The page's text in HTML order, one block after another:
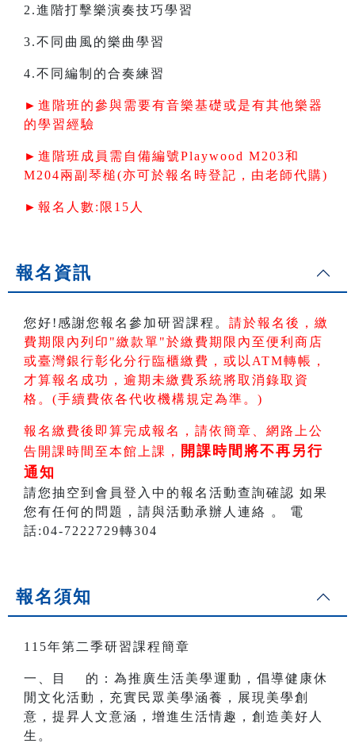
2.進階打擊樂演奏技巧學習
3.不同曲風的樂曲學習
4.不同編制的合奏練習
►進階班的參與需要有音樂基礎或是有其他樂器
的學習經驗
►進階班成員需自備編號Playwood M203和
M204兩副琴槌(亦可於報名時登記，由老師代購)
►報名人數:限15人
報名資訊
您好!感謝您報名參加研習課程。 請於報名後，繳
費期限內列印"繳款單"於繳費期限內至便利商店
或臺灣銀行彰化分行臨櫃繳費，或以ATM轉帳 ，
才算報名成功，逾期未繳費系統將取消錄取資
格。(手續費依各代收機構規定為準。)
報名繳費後即算完成報名，請依簡章、網路上公
告開課時間至本館上課，
開課時間將不再另行
通知
請您抽空到會員登入中的報名活動查詢確認 如果
您有任何的問題，請與活動承辦人連絡 。 電
話:04-7222729轉304
報名須知
115年第二季研習課程簡章
一、目 的：為推廣生活美學運動，倡導健康休
閒文化活動，充實民眾美學涵養，展現美學創
意，提昇人文意涵，增進生活情趣，創造美好人
生。